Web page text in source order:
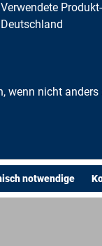
Verwendete
Deutschland
wenn nicht anders
notwendige